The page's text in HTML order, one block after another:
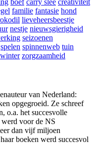
boef carry slee creativiteit
familie fantasie hond
lieveheersbeestje
nestje nieuwsgierigheid
seizoenen
spelen spinnenweb tuin
winter zorgzaamheid
van Nederland:
opgegroeid. Ze schreef
o.a. het succesvolle
voor de NS
dan vijf miljoen
boeken werd succesvol